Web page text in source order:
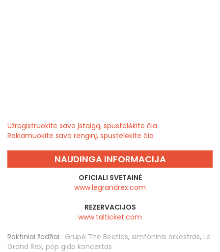
Užregistruokite savo įstaigą, spustelėkite čia
Reklamuokite savo renginį, spustelėkite čia
NAUDINGA INFORMACIJA
OFICIALI SVETAINĖ
www.legrandrex.com
REZERVACIJOS
www.talticket.com
Raktiniai žodžiai : Grupė The Beatles, simfoninis orkestras, Le
Grand Rex, pop gido koncertas